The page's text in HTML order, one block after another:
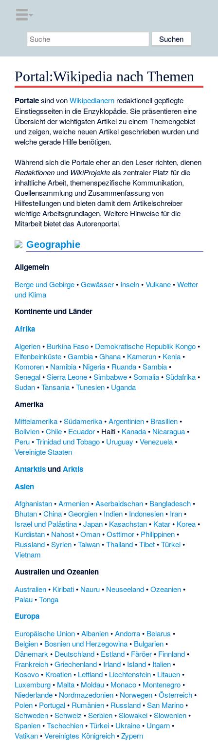
Portal:Wikipedia nach Themen
Portalesind vonWikipedianern redaktionell gepflegte
Einstiegsseiten in die Enzyklopädie. Sie präsentieren eine
Übersicht der wichtigsten Artikel zu einem Themengebiet
und zeigen, welche neuen Artikelgeschrieben wurden und
welche gerade Hilfe benötigen.
Während sich die Portale eher an den Leser richten, dienen
Redaktionen und WikiProjekteals zentraler Platz für die
inhaltliche Arbeit, themenspezifische Kommunikation,
Quellensammlung und Zusammenfassung von
Hilfestellungen und bieten damit demArtikelschreiber
wichtige Arbeitsgrundlagen. Weitere Hinweise für die
Mitarbeit bietet dasAutorenportal.
Geographie
Allgemein
Berge und Gebirge•Gewässer• Inseln•Vulkane•Wetter
und Klima
Kontinente und Länder
Afrika
Algerien• Burkina Faso• Demokratische Republik Kongo•
Elfenbeinküste•Gambia•Ghana• Kamerun• Kenia•
Komoren• Namibia• Nigeria• Ruanda•Sambia•
Senegal•Sierra Leone•Simbabwe•Somalia•Südafrika•
Sudan•Tansania•Tunesien• Uganda
Amerika
Mittelamerika•Südamerika•Argentinien• Brasilien•
Bolivien•Chile• Ecuador• Haiti• Kanada• Nicaragua•
Peru•Trinidad und Tobago• Uruguay •Venezuela•
Vereinigte Staaten
AntarktisundArktis
Asien
Afghanistan•Armenien•Aserbaidschan• Bangladesch•
Bhutan•China•Georgien• Indien• Indonesien• Iran•
Israel und Palästina•Japan• Kasachstan• Katar• Korea•
Kurdistan• Nahost•Oman•Osttimor• Philippinen•
Russland•Syrien•Taiwan•Thailand•Tibet•Türkei•
Vietnam
Australien und Ozeanien
Australien• Kiribati• Nauru• Neuseeland•Ozeanien•
Palau•Tonga
Europa
Europäische Union•Albanien•Andorra• Belarus •
Belgien• Bosnien und Herzegowina• Bulgarien•
Dänemark • Deutschland• Estland• Färöer• Finnland•
Frankreich•Griechenland• Irland• Island• Italien•
Kosovo• Kroatien• Lettland• Liechtenstein• Litauen•
Luxemburg• Malta• Moldau• Monaco• Montenegro•
Niederlande• Nordmazedonien• Norwegen•Österreich•
Polen• Portugal• Rumänien• Russland•San Marino•
Schweden•Schweiz •Serbien•Slowakei•Slowenien•
Spanien•Tschechien•Türkei• Ukraine• Ungarn•
Vatikan•Vereinigtes Königreich•Zypern